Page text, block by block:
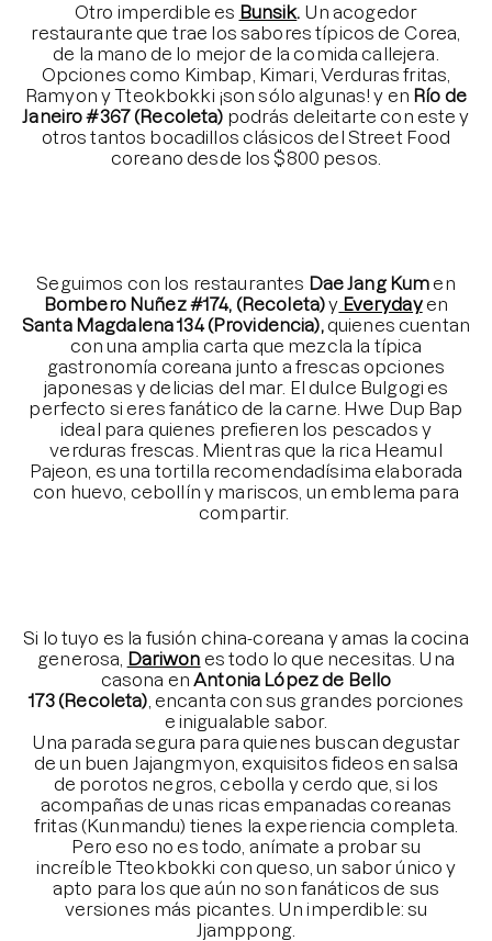
Otro imperdible es Bunsik. Un acogedor
restaurante que trae los sabores típicos de Corea,
de la mano de lo mejor de la comida callejera.
Opciones como Kimbap, Kimari, Verduras fritas,
Ramyon y Tteokbokki ¡son sólo algunas! y en Río de
Janeiro #367 (Recoleta) podrás deleitarte con este y
otros tantos bocadillos clásicos del Street Food
coreano desde los $800 pesos.
Seguimos con los restaurantes Dae Jang Kumen
Bombero Nuñez #174, (Recoleta)y Everydayen
Santa Magdalena 134 (Providencia),quienes cuentan
con una amplia carta que mezcla la típica
gastronomía coreana junto a frescas opciones
japonesas y delicias del mar. El dulce Bulgogi es
perfecto si eres fanático de la carne. Hwe Dup Bap
ideal para quienes prefieren los pescados y
verduras frescas. Mientras que la rica Heamul
Pajeon, es una tortilla recomendadísima elaborada
con huevo, cebollín y mariscos, un emblema para
compartir.
Si lo tuyo es la fusión china-coreana y amas la cocina
generosa, Dariwon es todo lo que necesitas. Una
casona enAntonia López de Bello
173(Recoleta) , encanta con sus grandes porciones
e inigualable sabor.
Una parada segura para quienes buscan degustar
de un buen Jajangmyon, exquisitos fideos en salsa
de porotos negros, cebolla y cerdo que, si los
acompañas de unas ricas empanadas coreanas
fritas (Kunmandu) tienes la experiencia completa.
Pero eso no es todo, anímate a probar su
increíble Tteokbokki con queso, un sabor único y
apto para los que aún no son fanáticos de sus
versiones más picantes. Un imperdible: su
Jjamppong.